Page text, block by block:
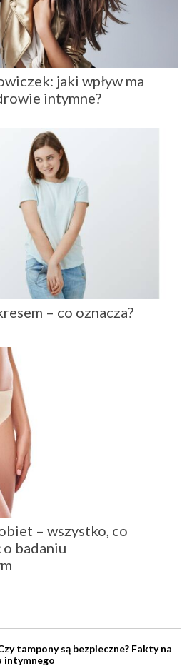
jaki wpływ ma
intymne?
– co oznacza?
– wszystko, co
badaniu
tampony są bezpieczne? Fakty na
intymnego